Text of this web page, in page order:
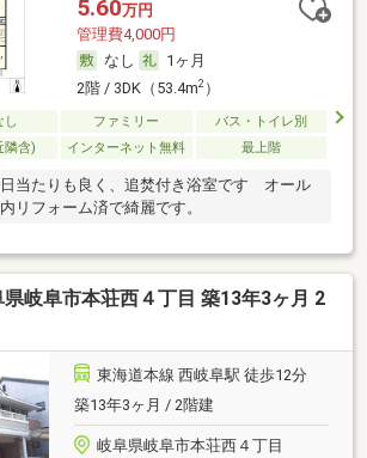
5.60万円
管理費4,000円
なし
1ヶ月
2階 / 3DK（53.4m2）
し ファミリー
バス・トイレ別
隣含)
インターネット無料 最上階
当たりも良く、追焚付き浴室です オール
リフォーム済で綺麗です。
県岐阜市本荘西４丁目 築13年3ヶ月 2
東海道本線 西岐阜駅 徒歩12分
築13年3ヶ月 / 2階建
岐阜県岐阜市本荘西４丁目